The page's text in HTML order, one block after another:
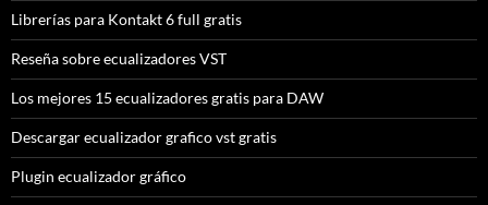
Librerías para Kontakt 6 full gratis
Reseña sobre ecualizadores VST
Los mejores 15 ecualizadores gratis para DAW
Descargar ecualizador grafico vst gratis
Plugin ecualizador gráfico